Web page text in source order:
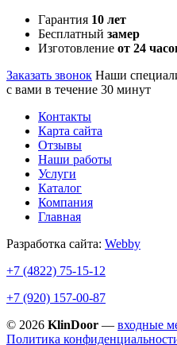
Гарантия 10 лет
Бесплатный замер
Изготовление от 24
Заказать звонок Наши
с вами в течение 30 минут
Контакты
Карта сайта
Отзывы
Наши работы
Услуги
Каталог
Компания
Главная
Разработка сайта: Webby
+7 (4822) 75-15-12
+7 (920) 157-00-87
© 2026 KlinDoor — входные
Политика